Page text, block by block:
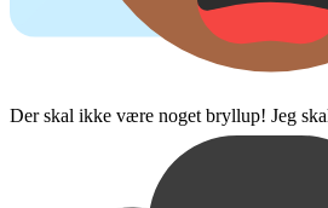
Der skal ikke være noget bryllup! Jeg